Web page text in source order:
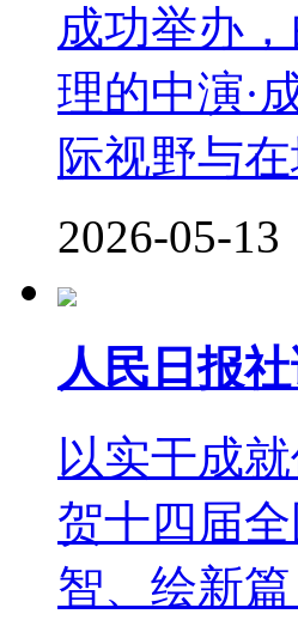
成功举办
理的中演·
际视野与
2026-05-13
人民日报
以实干成
贺十四届
智、绘新